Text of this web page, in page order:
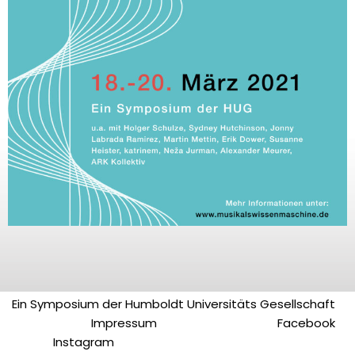
Ein Symposium der Humboldt Universitäts Gesellschaft
Impressum
Facebook
Instagram